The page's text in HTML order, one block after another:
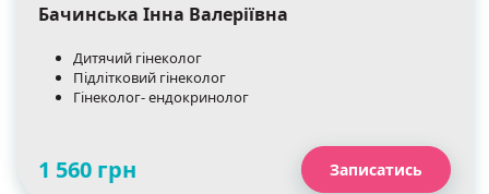
Бачинська Інна Валеріївна
Дитячий гінеколог
Підлітковий гінеколог
Гінеколог- ендокринолог
1 560 грн Записатись